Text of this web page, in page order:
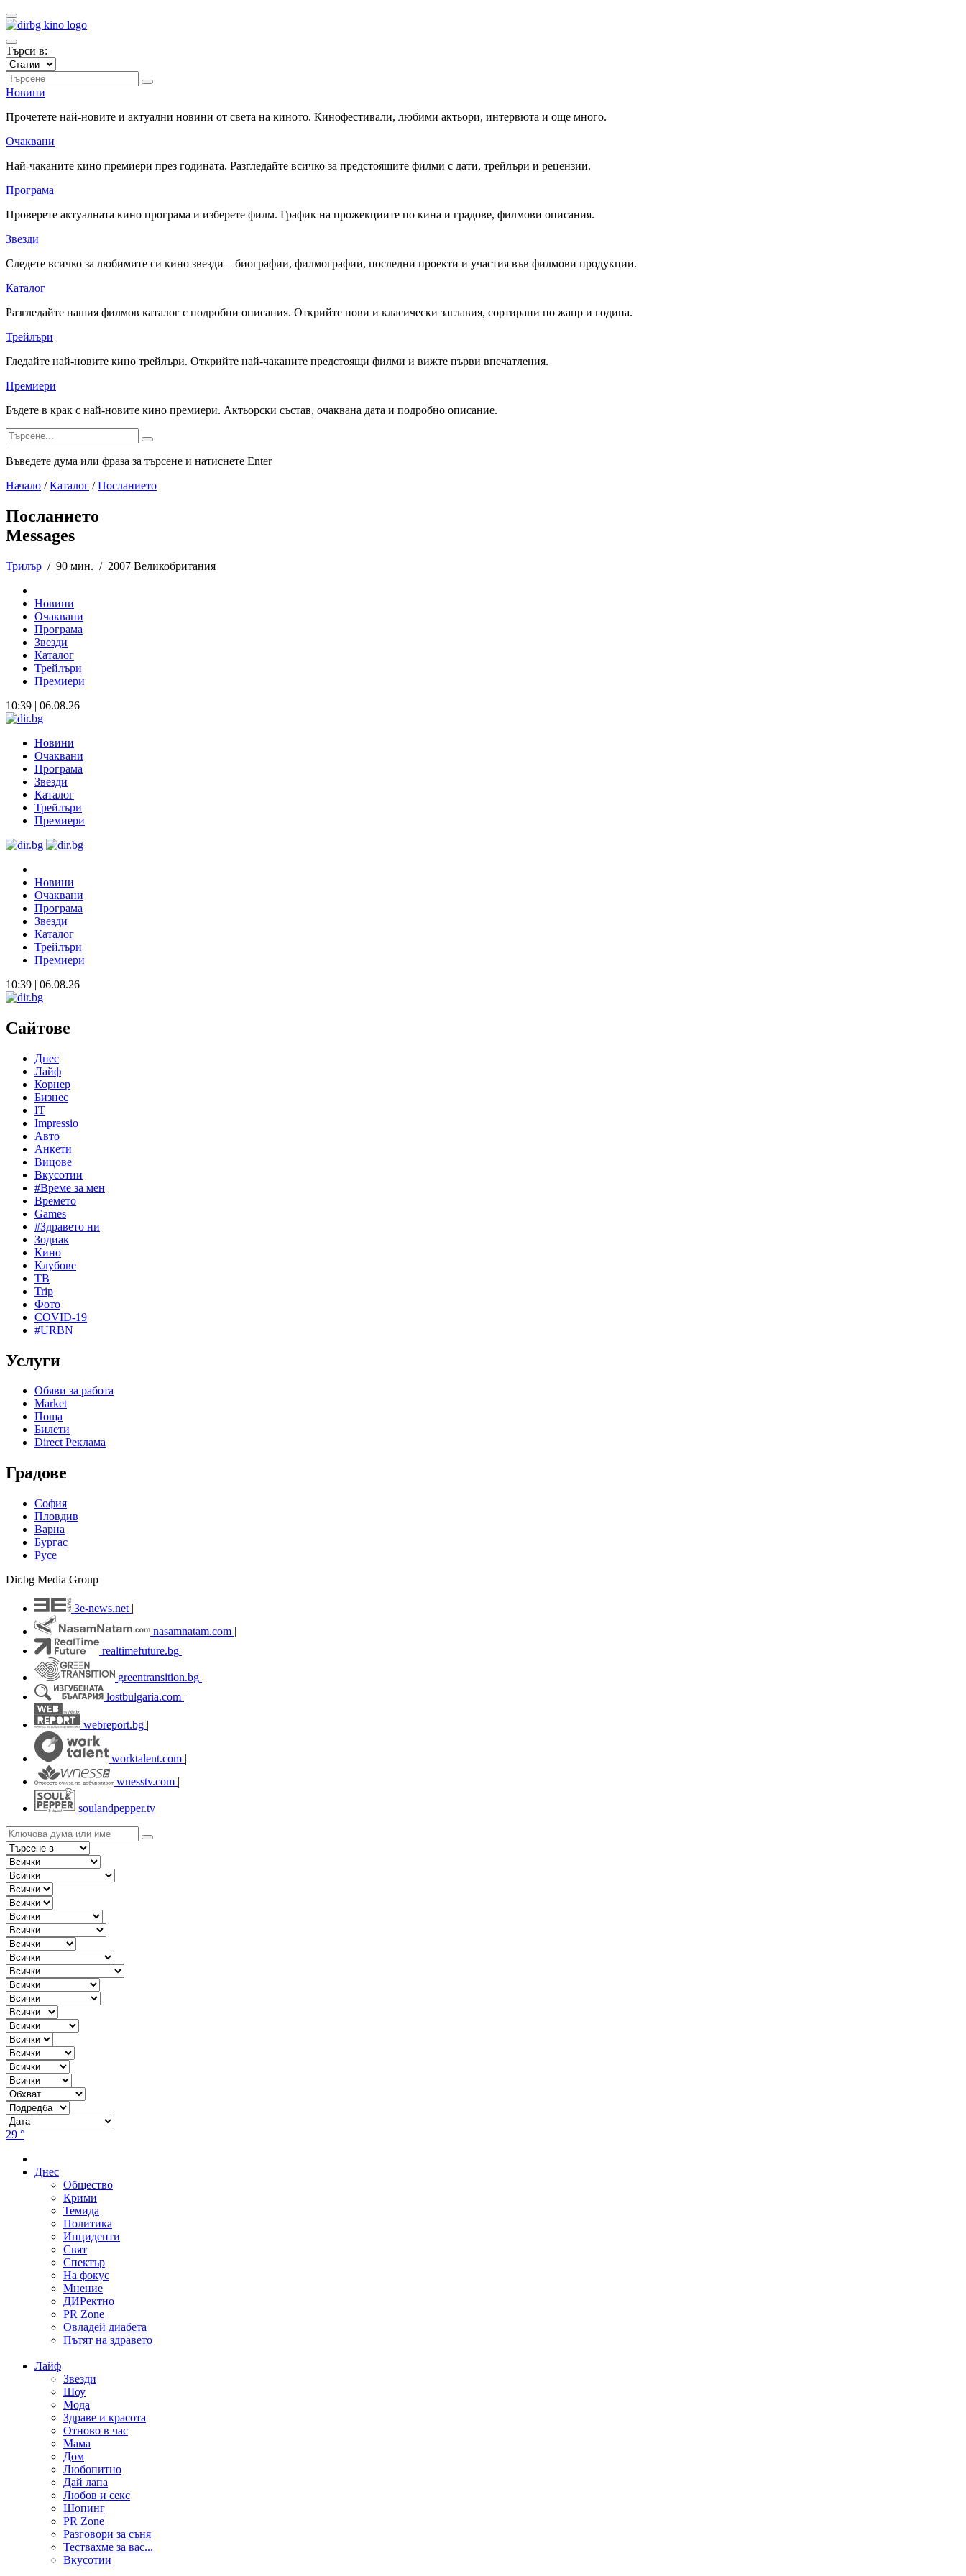
Търси в:
Новини
Прочетете най-новите и актуални новини от света на киното. Кинофестивали, любими актьори, интервюта и още много.
Очаквани
Най-чаканите кино премиери през годината. Разгледайте всичко за предстоящите филми с дати, трейлъри и рецензии.
Програма
Проверете актуалната кино програма и изберете филм. График на прожекциите по кина и градове, филмови описания.
Звезди
Следете всичко за любимите си кино звезди – биографии, филмографии, последни проекти и участия във филмови продукции.
Каталог
Разгледайте нашия филмов каталог с подробни описания. Открийте нови и класически заглавия, сортирани по жанр и година.
Трейлъри
Гледайте най-новите кино трейлъри. Открийте най-чаканите предстоящи филми и вижте първи впечатления.
Премиери
Бъдете в крак с най-новите кино премиери. Актьорски състав, очаквана дата и подробно описание.
Въведете дума или фраза за търсене и натиснете Enter
Начало / Каталог / Посланието
Посланието
Messages
Трилър / 90 мин. / 2007 Великобритания
Новини
Очаквани
Програма
Звезди
Каталог
Трейлъри
Премиери
10:39 | 06.08.26
Новини
Очаквани
Програма
Звезди
Каталог
Трейлъри
Премиери
Новини
Очаквани
Програма
Звезди
Каталог
Трейлъри
Премиери
10:39 | 06.08.26
Сайтове
Днес
Лайф
Корнер
Бизнес
IT
Impressio
Авто
Анкети
Вицове
Вкусотии
#Време за мен
Времето
Games
#Здравето ни
Зодиак
Кино
Клубове
ТВ
Trip
Фото
COVID-19
#URBN
Услуги
Обяви за работа
Market
Поща
Билети
Direct Реклама
Градове
София
Пловдив
Варна
Бургас
Русе
Dir.bg Media Group
3e-news.net
nasamnatam.com |
realtimefuture.bg |
greentransition.bg |
lostbulgaria.com |
webreport.bg |
worktalent.com |
wnesstv.com |
soulandpepper.tv
29 °
Днес
Общество
Крими
Темида
Политика
Инциденти
Свят
Спектър
На фокус
Мнение
ДИРектно
PR Zone
Овладей диабета
Пътят на здравето
Лайф
Звезди
Шоу
Мода
Здраве и красота
Отново в час
Мама
Дом
Любопитно
Дай лапа
Любов и секс
Шопинг
PR Zone
Разговори за съня
Тествахме за вас...
Вкусотии